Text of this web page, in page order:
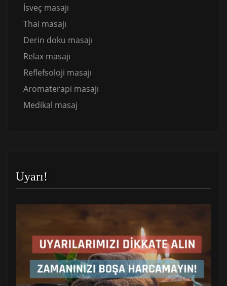
İsveç masajı
Thai masajı
Derin doku masajı
Relax masajı
Reflefsoloji masajı
Aromaterapi masajı
Medikal masaj
Uyarı!